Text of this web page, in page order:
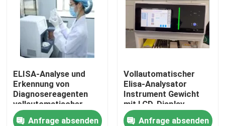
Über uns
Werksbesichtigung
Qualitätskontrolle
Kontakt mit uns
ELISA-Analyse und
Erkennung von
Diagnosereagenten
vollautomatischer
Enzymmarker
Anfrage absenden
Vollautomatischer
Elisa-Analysator
Instrument Gewicht
mit LCD-Display
Anfrage absenden